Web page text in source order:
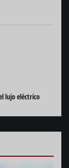
lujo eléctrico